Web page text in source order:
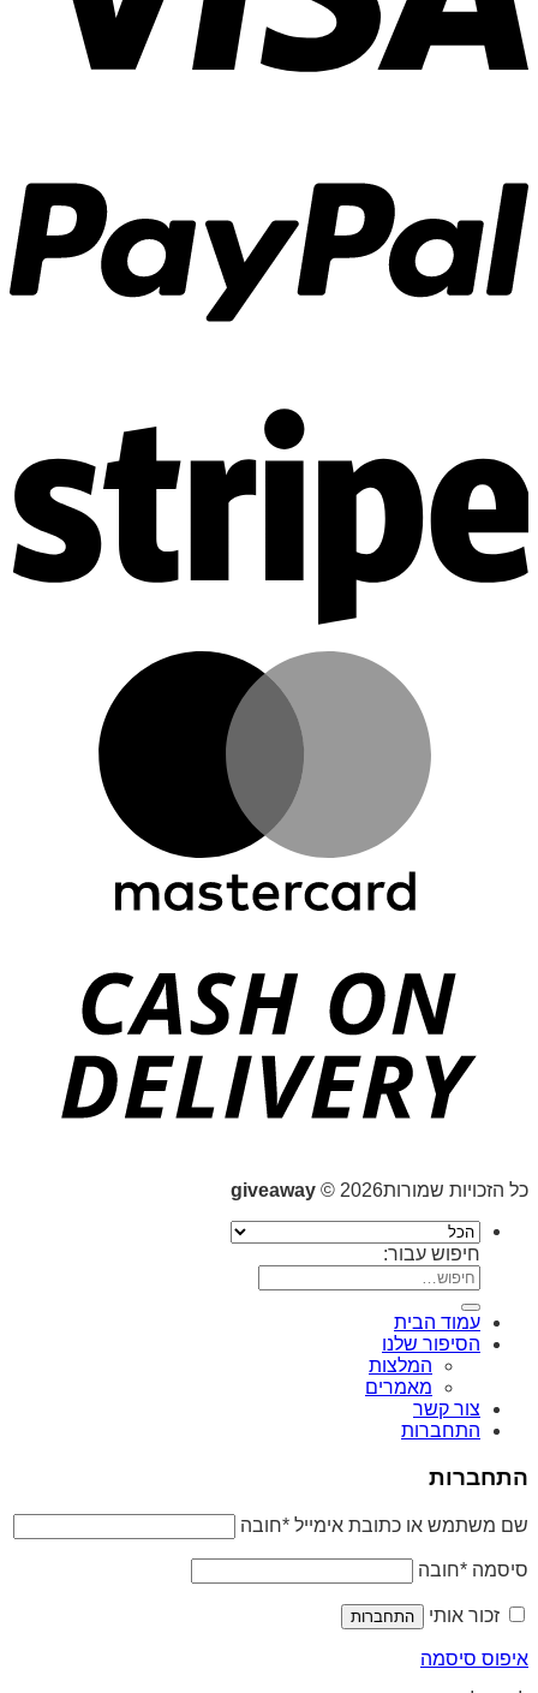
כל הזכויות שמורות2026 © giveaway
חיפוש עבור:
עמוד הבית
הסיפור שלנו
המלצות
מאמרים
צור קשר
התחברות
התחברות
שם משתמש או כתובת אימייל *חובה
סיסמה *חובה
זכור אותי התחברות
איפוס סיסמה